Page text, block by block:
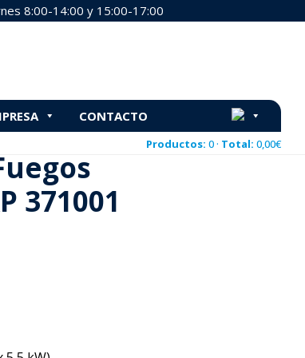
8:00-14:00 y 15:00-17:00
CONTACTO
Productos: 0 · Total: 0,00€
371001